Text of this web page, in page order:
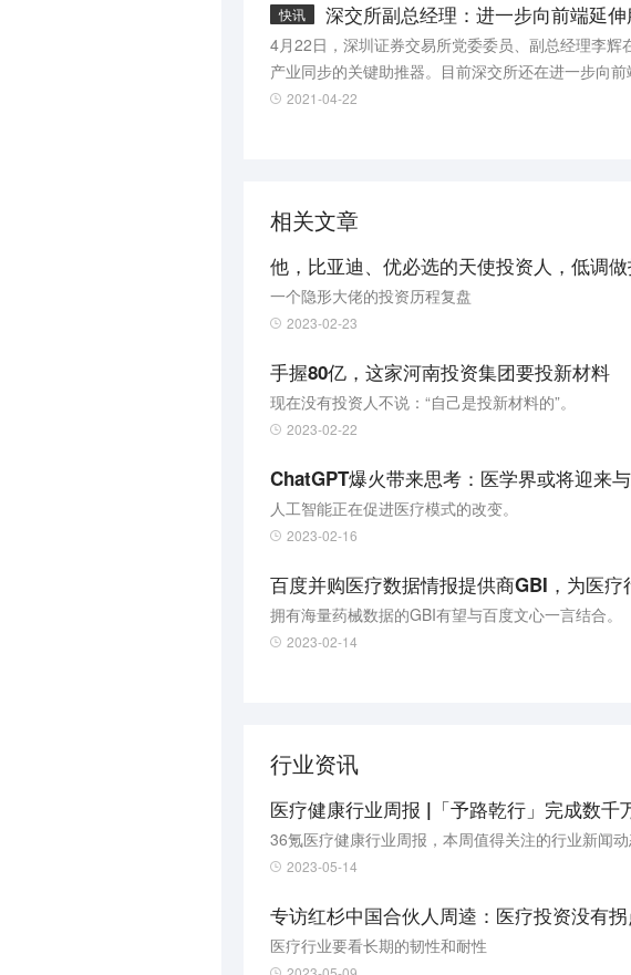
快讯 深交所副总经理：进一步向前端延
4月22日，深圳证券交易所党委委员、副总经理李
产业同步的关键助推器。目前深交所还在进一步向
对接资本。（21世纪经济报道）
2021-04-22
相关文章
他，比亚迪、优必选的天使投资人，低调
一个隐形大佬的投资历程复盘
2023-02-23
手握80亿，这家河南投资集团要投新材料
现在没有投资人不说：“自己是投新材料的”。
2023-02-22
ChatGPT爆火带来思考：医学界或将迎来
人工智能正在促进医疗模式的改变。
2023-02-16
百度并购医疗数据情报提供商GBI，为医
拥有海量药械数据的GBI有望与百度文心一言结合。
2023-02-14
行业资讯
医疗健康行业周报 |「予路乾行」完成数
36氪医疗健康行业周报，本周值得关注的行业新闻
2023-05-14
专访红杉中国合伙人周逵：医疗投资没有
医疗行业要看长期的韧性和耐性